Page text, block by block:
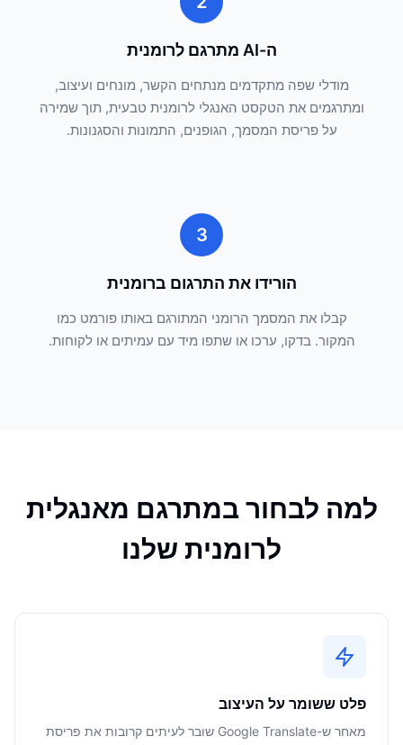
ה-AI מתרגם לרומנית
מודלי שפה מתקדמים מנתחים הקשר, מונחים ועיצוב,
ומתרגמים את הטקסט האנגלי לרומנית טבעית, תוך שמירה
על פריסת המסמך, הגופנים, התמונות והסגנונות.
3
הורידו את התרגום ברומנית
קבלו את המסמך הרומני המתורגם באותו פורמט כמו
המקור. בדקו, ערכו או שתפו מיד עם עמיתים או לקוחות.
למה לבחור במתרגם מאנגלית
לרומנית שלנו
פלט ששומר על העיצוב
מאחר ש-Google Translate שובר לעיתים קרובות את פריסת